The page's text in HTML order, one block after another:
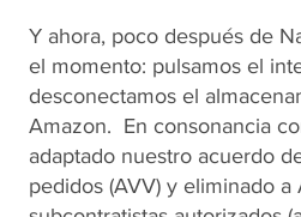
Y ahora, poco después de
el momento: pulsamos el
desconectamos el
Amazon. En consonancia
adaptado nuestro acuerdo
pedidos (AVV) y eliminado